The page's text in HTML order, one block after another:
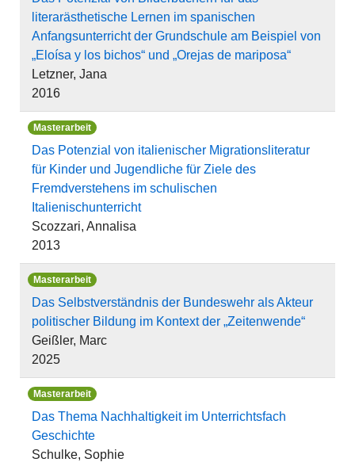
literarästhetische Lernen im spanischen
Anfangsunterricht der Grundschule am Beispiel von
„Eloísa y los bichos“ und „Orejas de mariposa“
Letzner, Jana
2016
Masterarbeit
Das Potenzial von italienischer Migrationsliteratur
für Kinder und Jugendliche für Ziele des
Fremdverstehens im schulischen
Italienischunterricht
Scozzari, Annalisa
2013
Masterarbeit
Das Selbstverständnis der Bundeswehr als Akteur
politischer Bildung im Kontext der „Zeitenwende“
Geißler, Marc
2025
Masterarbeit
Das Thema Nachhaltigkeit im Unterrichtsfach
Geschichte
Schulke, Sophie